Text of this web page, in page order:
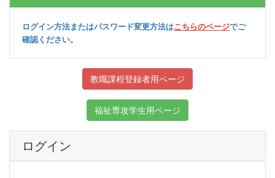
ログイン方法またはパスワード変更方法はこちらのページでご
確認ください。
教職課程登録者用ページ
福祉専攻学生用ページ
ログイン